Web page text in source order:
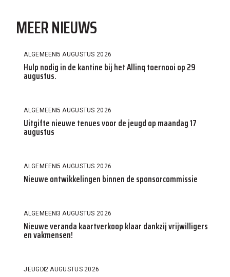
MEER NIEUWS
ALGEMEEN 5 AUGUSTUS 2026
Hulp nodig in de kantine bij het Allinq toernooi op 29
augustus.
ALGEMEEN 5 AUGUSTUS 2026
Uitgifte nieuwe tenues voor de jeugd op maandag 17
augustus
ALGEMEEN 5 AUGUSTUS 2026
Nieuwe ontwikkelingen binnen de sponsorcommissie
ALGEMEEN 3 AUGUSTUS 2026
Nieuwe veranda kaartverkoop klaar dankzij vrijwilligers
en vakmensen!
JEUGD2 AUGUSTUS 2026